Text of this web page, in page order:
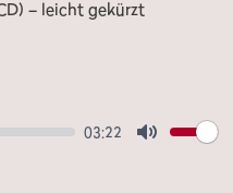
– leicht gekürzt
03:22